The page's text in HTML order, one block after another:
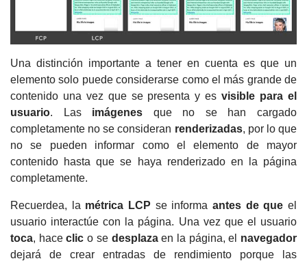
Una distinción importante a tener en cuenta es que un
elemento solo puede considerarse como el más grande de
contenido una vez que se presenta y esvisible para el
usuario. Las imágenes que no se han cargado
completamente no se consideran renderizadas, por lo que
no se pueden informar como el elemento de mayor
contenido hasta que se haya renderizado en la página
completamente.
Recuerdea, la métrica LCP se informaantes de que el
usuario interactúe con la página. Una vez que el usuario
toca, haceclic o se desplazaen la página, el navegador
dejará de crear entradas de rendimiento porque las